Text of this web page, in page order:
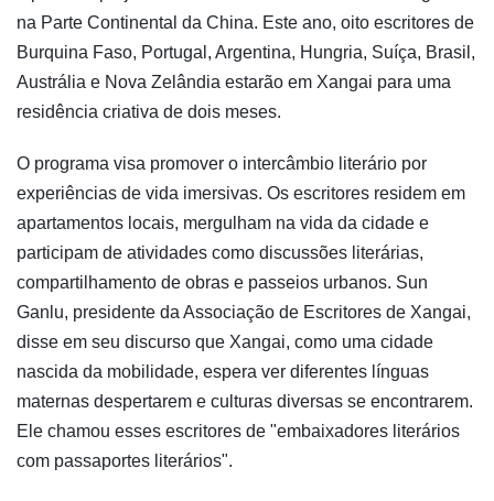
na Parte Continental da China. Este ano, oito escritores de
Burquina Faso, Portugal, Argentina, Hungria, Suíça, Brasil,
Austrália e Nova Zelândia estarão em Xangai para uma
residência criativa de dois meses.
O programa visa promover o intercâmbio literário por
experiências de vida imersivas. Os escritores residem em
apartamentos locais, mergulham na vida da cidade e
participam de atividades como discussões literárias,
compartilhamento de obras e passeios urbanos. Sun
Ganlu, presidente da Associação de Escritores de Xangai,
disse em seu discurso que Xangai, como uma cidade
nascida da mobilidade, espera ver diferentes línguas
maternas despertarem e culturas diversas se encontrarem.
Ele chamou esses escritores de "embaixadores literários
com passaportes literários".